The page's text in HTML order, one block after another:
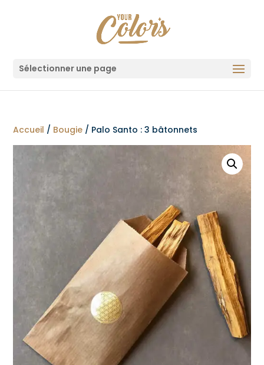
Sélectionner une page
Accueil / Bougie / Palo Santo : 3 bâtonnets